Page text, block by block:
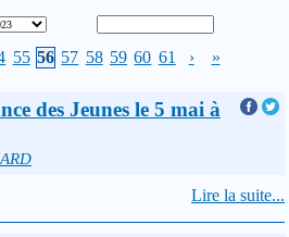
55 56 57 58 59 60 61 › »
des Jeunes le 5 mai à
Lire la suite...